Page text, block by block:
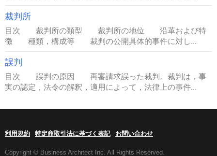
裁判所
目次 裁判所の類型 裁判所の地位 沿革および特
徴 種類，構成等 裁判の公開具体的事件に対し...
誤判
目次 誤判の原因 再審請求誤った裁判。裁判は，事
実の認定，法令の解釈，適用によって，法律上の事件...
利用規約 特定商取引法に基づく表記 お問い合わせ
Copyright © Business Architect Inc. All Rights Reserved.